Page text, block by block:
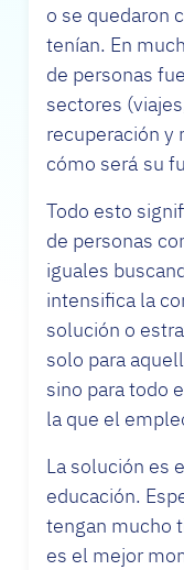
o se quedaron
tenían. En
de personas
sectores
recuperación y
cómo será su
Todo esto
de personas
iguales
intensifica la
solución o
solo para
sino para todo
la que el
La solución es
educación.
tengan mucho
es el mejor